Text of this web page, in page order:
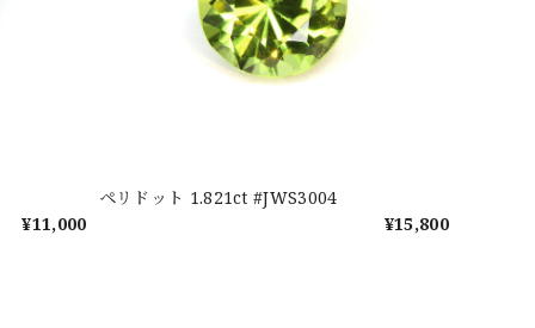
¥11,000
ペリドット 1.821ct #JWS3004
¥15,800